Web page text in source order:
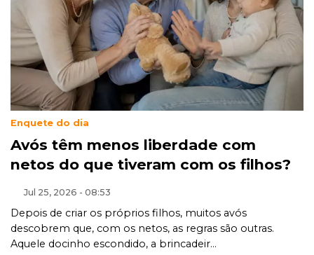
Enquete do dia
Avós têm menos liberdade com
netos do que tiveram com os filhos?
Jul 25, 2026 - 08:53
Depois de criar os próprios filhos, muitos avós
descobrem que, com os netos, as regras são outras.
Aquele docinho escondido, a brincadeir...